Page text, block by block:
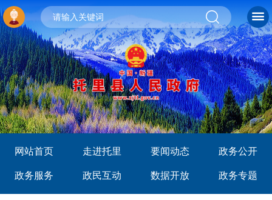
网站首页 走进托里 要闻动态 政务公开
政务服务 政民互动 数据开放 政务专题